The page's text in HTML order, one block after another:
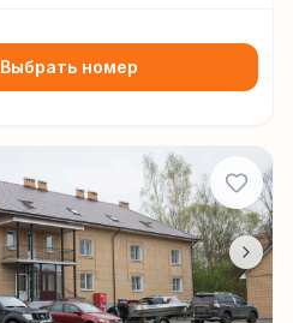
Выбрать номер